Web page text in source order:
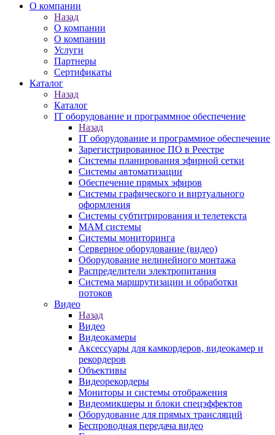
О компании
Назад
О компании
О компании
Услуги
Партнеры
Сертификаты
Каталог
Назад
Каталог
IT оборудование и программное обеспечение
Назад
IT оборудование и программное обеспечение
Зарегистрированное ПО в Реестре
Системы планирования эфирной сетки
Системы автоматизации
Обеспечение прямых эфиров
Системы графического и виртуального
оформления
Системы субтитрирования и телетекста
MAM системы
Системы мониторинга
Серверное оборудование (видео)
Оборудование нелинейного монтажа
Распределители электропитания
Система маршрутизации и обработки
потоков
Видео
Назад
Видео
Видеокамеры
Аксессуары для камкордеров, видеокамер и
рекордеров
Объективы
Видеорекордеры
Мониторы и системы отображения
Видеомикшеры и блоки спецэффектов
Оборудование для прямых трансляций
Беспроводная передача видео